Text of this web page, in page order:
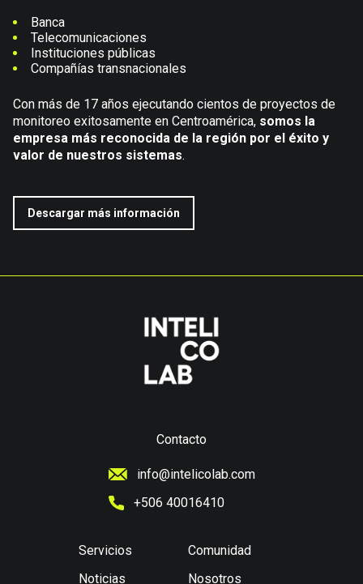
Banca
Telecomunicaciones
Instituciones públicas
Compañías transnacionales
Con más de 17 años ejecutando cientos de proyectos de
monitoreo exitosamente en Centroamérica, somos la
empresa más reconocida de la región por el éxito y
valor de nuestros sistemas.
Descargar más información
Contacto
info@intelicolab.com
+506 40016410
Servicios
Comunidad
Noticias
Nosotros